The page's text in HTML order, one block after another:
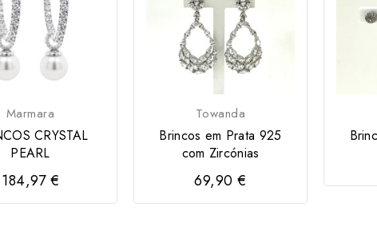
Marmara
CRYSTAL
PEARL
184,97 €
Towanda
Brincos em Prata 925
com Zircónias
69,90 €